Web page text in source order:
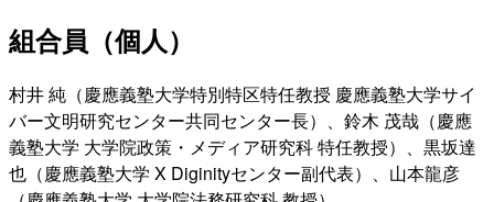
組合員（個人）
村井 純（慶應義塾大学特別特区特任教授 慶應義塾大学サイ
バー文明研究センター共同センター長）、鈴木 茂哉（慶應
義塾大学 大学院政策・メディア研究科 特任教授）、黒坂達
也（慶應義塾大学 X Diginityセンター副代表）、山本龍彦